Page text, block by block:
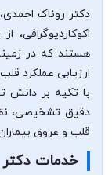
دکتر روناک
اکوکاردیوگرافی،
هستند که در
ارزیابی عملکرد
با تکیه بر دانش
دقیق تشخیصی،
قلب و عروق
خدمات دکتر